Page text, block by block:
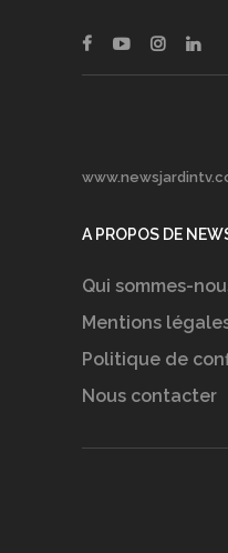
A PROPOS DE
Qui sommes-
Mentions
Politique de
Nous contacter